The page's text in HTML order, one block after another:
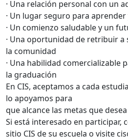
· Una relación personal con un
· Un lugar seguro para
· Un comienzo saludable y un
· Una oportunidad de retribuir a
la comunidad
· Una habilidad comercializable
la graduación
En CIS, aceptamos a cada
lo apoyamos para
que alcance las metas que desea
Si está interesado en participar,
sitio CIS de su escuela o visite